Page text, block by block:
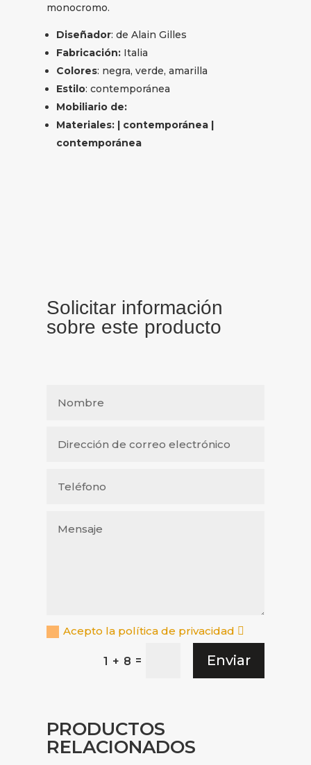
monocromo.
Diseñador: de Alain Gilles
Fabricación: Italia
Colores: negra, verde, amarilla
Estilo: contemporánea
Mobiliario de:
Materiales: | contemporánea |
contemporánea
Solicitar información
sobre este producto
Acepto la política de privacidad
1 + 8 = Enviar
PRODUCTOS
RELACIONADOS